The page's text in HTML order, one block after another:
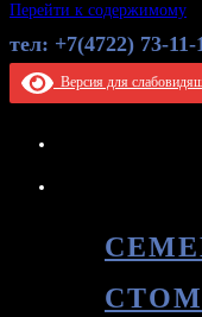
Перейти к содержимому
тел: +7(4722)
Версия для